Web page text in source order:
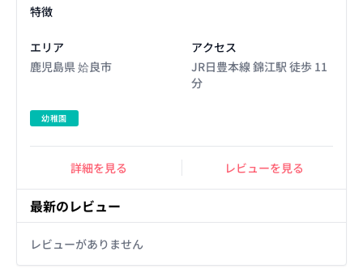
特徴
エリア
鹿児島県 姶良市
アクセス
JR日豊本線 錦江駅 徒歩 11
分
幼稚園
詳細を見る レビューを見る
最新のレビュー
レビューがありません